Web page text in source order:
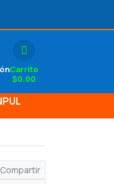
Carrito
$0.00
Compartir